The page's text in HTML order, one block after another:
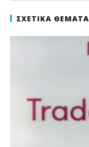
ΣΧΕΤΙΚΆ ΘΈΜΑΤΑ